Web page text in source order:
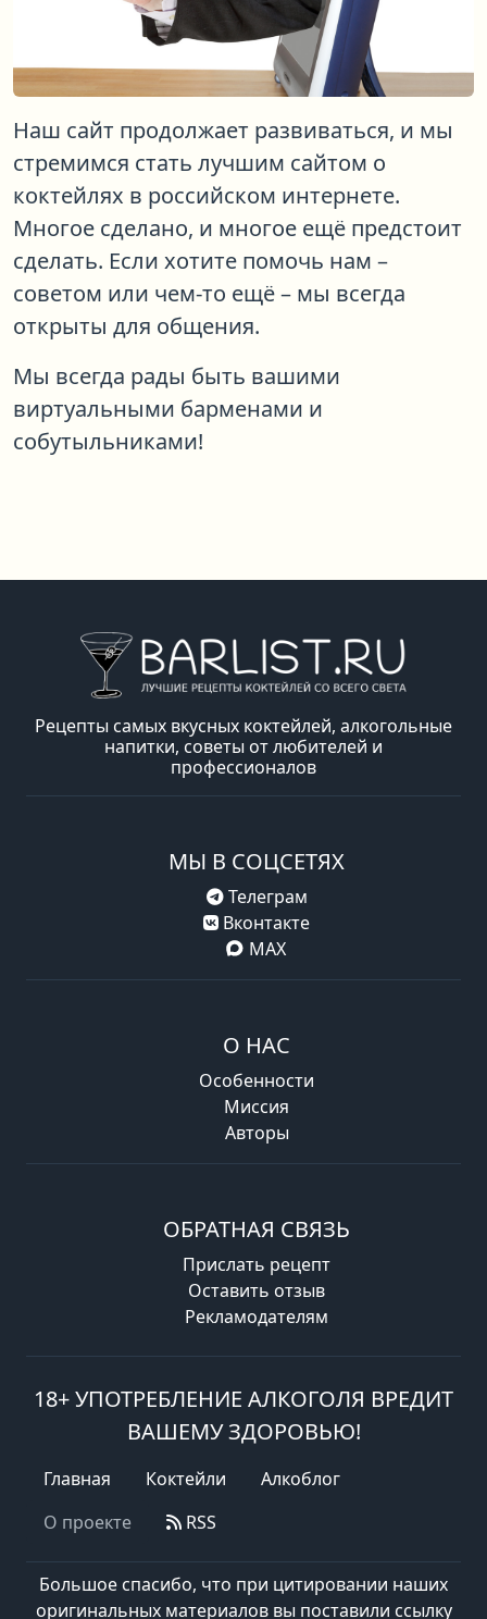
Наш сайт продолжает развиваться, и мы
стремимся стать лучшим сайтом о
коктейлях в российском интернете.
Многое сделано, и многое ещё предстоит
сделать. Если хотите помочь нам –
советом или чем-то ещё – мы всегда
открыты для общения.
Мы всегда рады быть вашими
виртуальными барменами и
собутыльниками!
Рецепты самых вкусных коктейлей, алкогольные
напитки, советы от любителей и
профессионалов
МЫ В СОЦСЕТЯХ
Телеграм
Вконтакте
MAX
О НАС
Особенности
Миссия
Авторы
ОБРАТНАЯ СВЯЗЬ
Прислать рецепт
Оставить отзыв
Рекламодателям
18+ УПОТРЕБЛЕНИЕ АЛКОГОЛЯ ВРЕДИТ
ВАШЕМУ ЗДОРОВЬЮ!
Главная Коктейли
Алкоблог
О проекте
RSS
Большое спасибо, что при цитировании наших
оригинальных материалов вы поставили ссылку